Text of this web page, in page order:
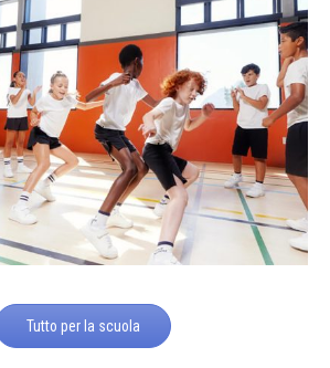
Tutto per la scuola